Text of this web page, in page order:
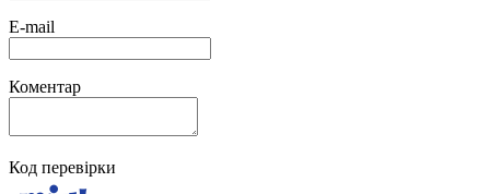
E-mail
Коментар
Код перевірки